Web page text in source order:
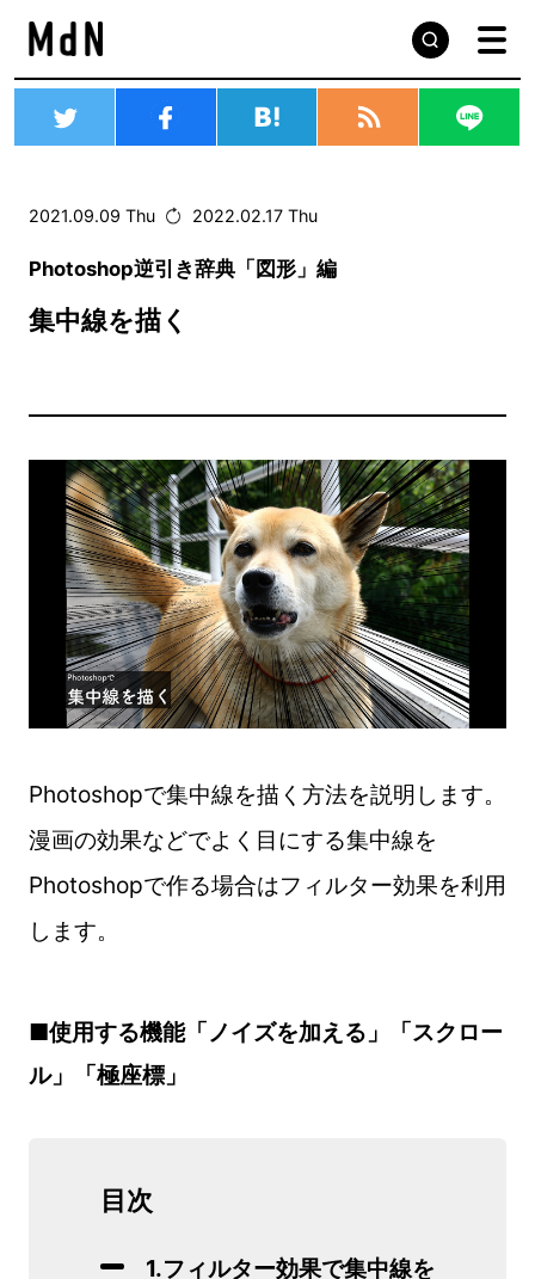
2021.09.09 Thu 2022.02.17 Thu
Photoshop逆引き辞典「図形」編
集中線を描く
Photoshopで集中線を描く方法を説明します。
漫画の効果などでよく目にする集中線を
Photoshopで作る場合はフィルター効果を利用
します。
■使用する機能「ノイズを加える」「スクロー
ル」「極座標」
目次
1.フィルター効果で集中線を